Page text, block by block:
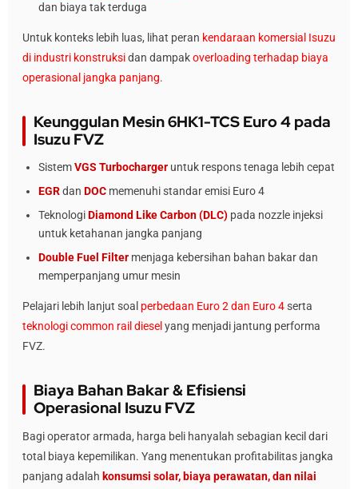
dan biaya tak terduga
Untuk konteks lebih luas, lihat peran kendaraan komersial Isuzu
di industri konstruksidan dampakoverloading terhadap biaya
operasional jangka panjang.
Keunggulan Mesin 6HK1-TCS Euro 4 pada
Isuzu FVZ
SistemVGS Turbocharger untuk respons tenaga lebih cepat
EGRdan DOC memenuhi standar emisi Euro 4
TeknologiDiamond Like Carbon (DLC) pada nozzle injeksi
untuk ketahanan jangka panjang
Double Fuel Filter menjaga kebersihan bahan bakar dan
memperpanjang umur mesin
Pelajari lebih lanjut soal perbedaan Euro 2 dan Euro 4serta
teknologi common rail diesel yang menjadi jantung performa
FVZ.
Biaya Bahan Bakar & Efisiensi
Operasional Isuzu FVZ
Bagi operator armada, harga beli hanyalah sebagian kecil dari
total biaya kepemilikan. Yang menentukan profitabilitas jangka
panjang adalah konsumsi solar, biaya perawatan, dan nilai